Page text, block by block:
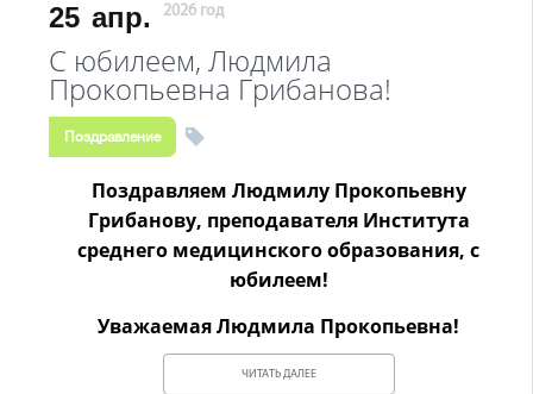
25 апр. 2026 год
С юбилеем, Людмила
Прокопьевна Грибанова!
Поздравление
Поздравляем Людмилу Прокопьевну
Грибанову, преподавателя Института
среднего медицинского образования, с
юбилеем!
Уважаемая Людмила Прокопьевна!
ЧИТАТЬ ДАЛЕЕ